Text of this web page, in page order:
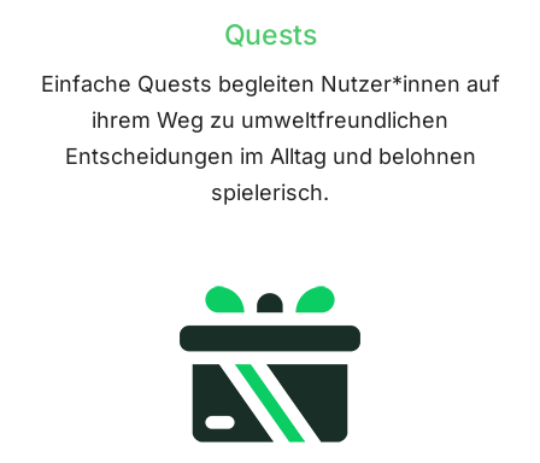
Quests
Einfache Quests begleiten Nutzer*innen auf
ihrem Weg zu umweltfreundlichen
Entscheidungen im Alltag und belohnen
spielerisch.